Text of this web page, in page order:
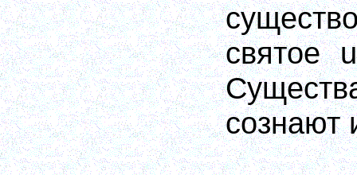
святое
сознают